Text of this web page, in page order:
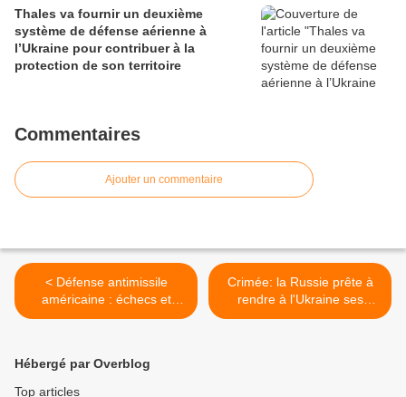
Thales va fournir un deuxième
système de défense aérienne à
l’Ukraine pour contribuer à la
protection de son territoire
Commentaires
Ajouter un commentaire
< Défense antimissile
américaine : échecs et
retards
Crimée: la Russie prête à
rendre à l'Ukraine ses
équipements militaires >
Hébergé par Overblog
Top articles